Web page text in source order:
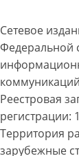
Сетевое
Федеральной
Реестровая
регистрации:
Территория
зарубежные